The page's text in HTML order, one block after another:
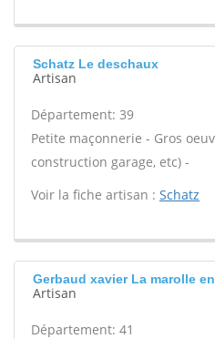
Schatz Le deschaux
Artisan
Département: 39
Petite maçonnerie - Gros
construction garage, etc) -
Voir la fiche artisan : Schatz
Gerbaud xavier La marolle
Artisan
Département: 41